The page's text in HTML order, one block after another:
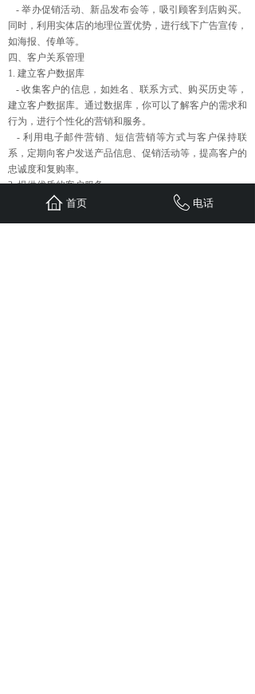
- 举办促销活动、新品发布会等，吸引顾客到店购买。
同时，利用实体店的地理位置优势，进行线下广告宣传，
如海报、传单等。
四、客户关系管理
1. 建立客户数据库
- 收集客户的信息，如姓名、联系方式、购买历史等，
建立客户数据库。通过数据库，你可以了解客户的需求和
行为，进行个性化的营销和服务。
- 利用电子邮件营销、短信营销等方式与客户保持联
系，定期向客户发送产品信息、促销活动等，提高客户的
忠诚度和复购率。
2. 提供优质的客户服务
- 及时回应客户的咨询和投诉，解决客户的问题。提供
首页 电话